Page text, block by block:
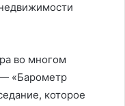
во многом
«Барометр
которое